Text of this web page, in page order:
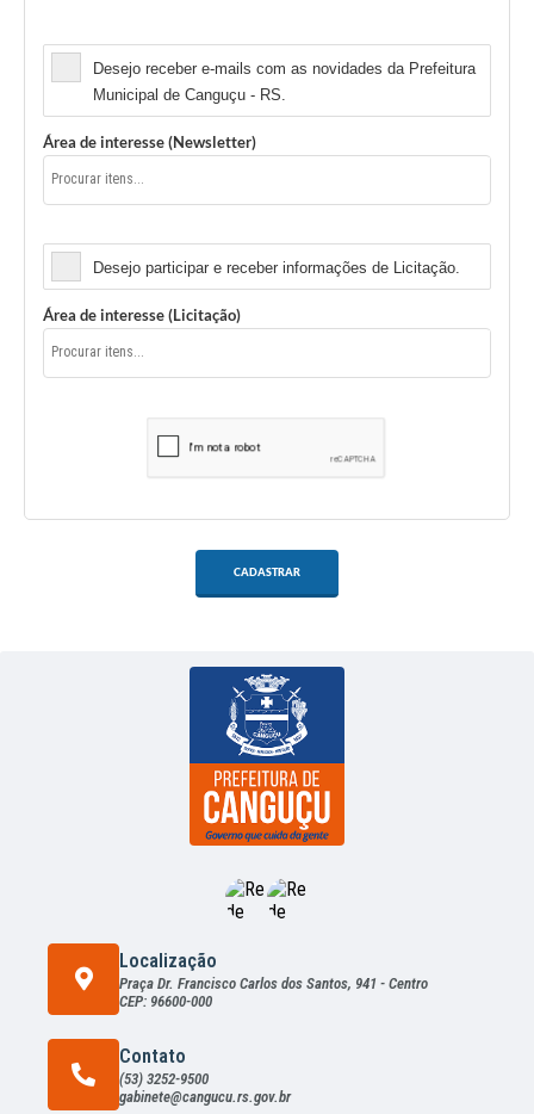
Desejo receber e-mails com as novidades da Prefeitura
Municipal de Canguçu - RS.
Área de interesse (Newsletter)
Desejo participar e receber informações de Licitação.
Área de interesse (Licitação)
CADASTRAR
Localização
Praça Dr. Francisco Carlos dos Santos, 941 - Centro
CEP: 96600-000
Contato
(53) 3252-9500
gabinete@cangucu.rs.gov.br